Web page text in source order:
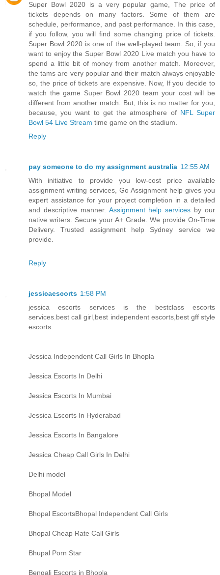
Super Bowl 2020 is a very popular game, The price of
tickets depends on many factors. Some of them are
schedule, performance, and past performance. In this case,
if you follow, you will find some changing price of tickets.
Super Bowl 2020 is one of the well-played team. So, if you
want to enjoy the Super Bowl 2020 Live match you have to
spend a little bit of money from another match. Moreover,
the tams are very popular and their match always enjoyable
so, the price of tickets are expensive. Now, If you decide to
watch the game Super Bowl 2020 team your cost will be
different from another match. But, this is no matter for you,
because, you want to get the atmosphere of NFL Super
Bowl 54 Live Stream time game on the stadium.
Reply
pay someone to do my assignment australia 12:55 AM
With initiative to provide you low-cost price available
assignment writing services, Go Assignment help gives you
expert assistance for your project completion in a detailed
and descriptive manner. Assignment help services by our
native writers. Secure your A+ Grade. We provide On-Time
Delivery. Trusted assignment help Sydney service we
provide.
Reply
jessicaescorts 1:58 PM
jessica escorts services is the bestclass escorts
services.best call girl,best independent escorts,best gff style
escorts.
Jessica Independent Call Girls In Bhopla
Jessica Escorts In Delhi
Jessica Escorts In Mumbai
Jessica Escorts In Hyderabad
Jessica Escorts In Bangalore
Jessica Cheap Call Girls In Delhi
Delhi model
Bhopal Model
Bhopal EscortsBhopal Independent Call Girls
Bhopal Cheap Rate Call Girls
Bhupal Porn Star
Bengali Escorts in Bhopla